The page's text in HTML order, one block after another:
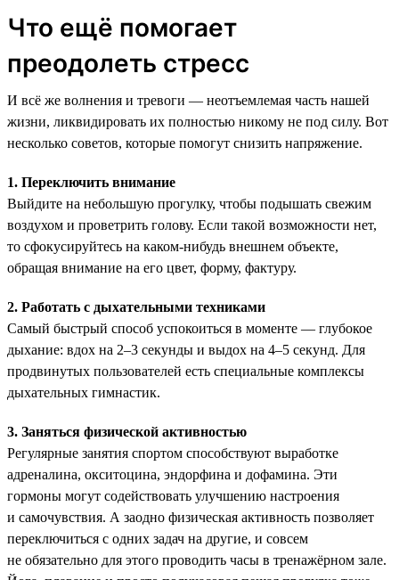
Что ещё помогает
преодолеть стресс
И всё же волнения и тревоги — неотъемлемая часть нашей
жизни, ликвидировать их полностью никому не под силу. Вот
несколько советов, которые помогут снизить напряжение.
1. Переключить внимание
Выйдите на небольшую прогулку, чтобы подышать свежим
воздухом и проветрить голову. Если такой возможности нет,
то сфокусируйтесь на каком-нибудь внешнем объекте,
обращая внимание на его цвет, форму, фактуру.
2. Работать с дыхательными техниками
Самый быстрый способ успокоиться в моменте — глубокое
дыхание: вдох на 2–3 секунды и выдох на 4–5 секунд. Для
продвинутых пользователей есть специальные комплексы
дыхательных гимнастик.
3. Заняться физической активностью
Регулярные занятия спортом способствуют выработке
адреналина, окситоцина, эндорфина и дофамина. Эти
гормоны ­могут содействовать улучшению настроения
и самочувствия. А заодно физическая активность позволяет
переключиться с одних задач на другие, и совсем
не обязательно для этого проводить часы в тренажёрном зале.